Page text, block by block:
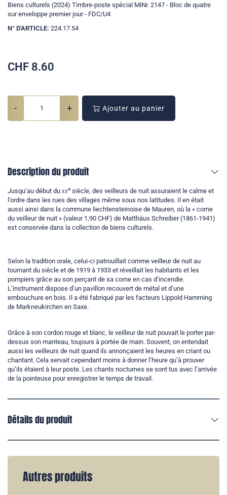
Biens culturels (2024) Timbre-poste spécial MiNr. 2147 - Bloc de quatre
sur enveloppe premier jour - FDC/U4
N° D'ARTICLE: 224.17.54
CHF 8.60
- + Ajouter au panier
Description du produit
Jusqu’au début du xxe siècle, des veilleurs de nuit assuraient le calme et
l’ordre dans les rues des villages même sous nos latitudes. Il en était
aussi ainsi dans la commune liechtensteinoise de Mauren, où la « corne
du veilleur de nuit » (valeur 1,90 CHF) de Matthäus Schreiber (1861-1941)
est conservée dans la collection de biens culturels.
Selon la tradition orale, celui-ci patrouillait comme veilleur de nuit au
tournant du siècle et de 1919 à 1933 et réveillait les habitants et les
pompiers grâce au son perçant de sa corne en cas d’incendie.
L’instrument dispose d’un pavillon recouvert de métal et d’une
embouchure en bois. Il a été fabriqué par les facteurs Lippold Hamming
de Markneukirchen en Saxe.
Grâce à son cordon rouge et blanc, le veilleur de nuit pouvait le porter par-
dessus son manteau, toujours à portée de main. Souvent, on entendait
aussi les veilleurs de nuit quand ils annonçaient les heures en criant ou
chantant. Cela servait cependant moins à donner l’heure qu’à prouver
qu’ils étaient à leur poste. Les chants nocturnes se sont tus avec l’arrivée
de la pointeuse pour enregistrer le temps de travail.
Détails du produit
Autres produits